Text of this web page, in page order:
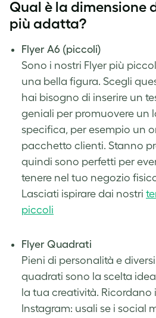
Qual è la dimensione
più adatta?
Flyer A6 (piccoli)
Sono i nostri Flyer più
una bella figura. Scegli
hai bisogno di inserire un
geniali per promuovere un
specifica, per esempio un
pacchetto clienti. Stanno
quindi sono perfetti per
tenere nel tuo negozio
Lasciati ispirare dai nostri
piccoli
Flyer Quadrati
Pieni di personalità e
quadrati sono la scelta
la tua creatività.
Instagram: usali se i social